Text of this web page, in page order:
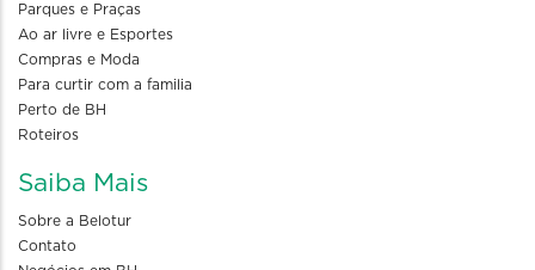
Parques e Praças
Ao ar livre e Esportes
Compras e Moda
Para curtir com a familia
Perto de BH
Roteiros
Saiba Mais
Sobre a Belotur
Contato